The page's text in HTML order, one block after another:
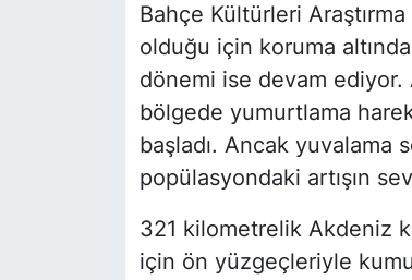
Bahçe Kültürleri
olduğu için koruma
dönemi ise devam ediyor.
bölgede yumurtlama
başladı. Ancak yuvalama
popülasyondaki artışın
321 kilometrelik Akdeniz
için ön yüzgeçleriyle